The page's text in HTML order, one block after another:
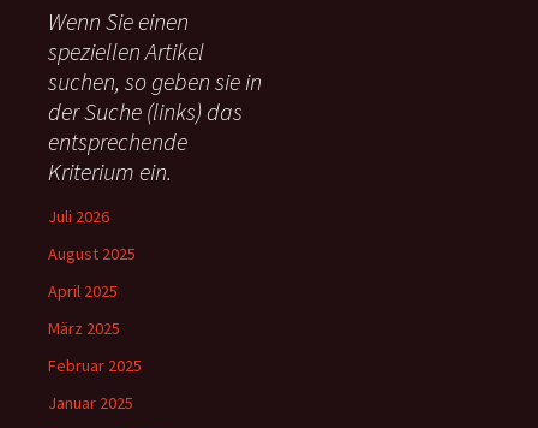
n
n
a
c
:
Wenn Sie einen
speziellen Artikel
suchen, so geben sie in
der Suche (links) das
entsprechende
Kriterium ein.
Juli 2026
August 2025
April 2025
März 2025
Februar 2025
Januar 2025